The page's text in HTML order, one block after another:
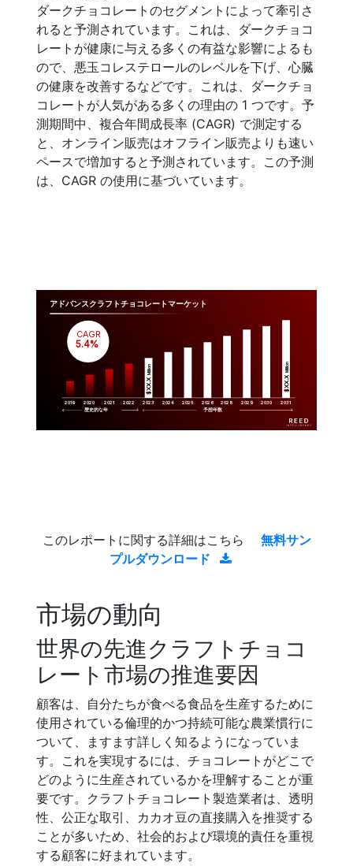
ダークチョコレートのセグメントによって牽引さ
れると予測されています。これは、ダークチョコ
レートが健康に与える多くの有益な影響によるも
ので、悪玉コレステロールのレベルを下げ、心臓
の健康を改善するなどです。これは、ダークチョ
コレートが人気がある多くの理由の 1 つです。予
測期間中、複合年間成長率 (CAGR) で測定する
と、オンライン販売はオフライン販売よりも速い
ペースで増加すると予測されています。この予測
は、CAGR の使用に基づいています。
アドバンスクラフトチョコレートマーケット
2019 2020 2021 2022 2023 2024 2025 2026 2028 2029 2030 2031
$XX.X
Million
$XX.X
Million
CAGR
5.4%
歴史的な年 予想年数
このレポートに関する詳細はこちら
無料サン
プルダウンロード
市場の動向
世界の先進クラフトチョコ
レート市場の推進要因
顧客は、自分たちが食べる食品を生産するために
使用されている倫理的かつ持続可能な農業慣行に
ついて、ますます詳しく知るようになっていま
す。これを実現するには、チョコレートがどこで
どのように生産されているかを理解することが重
要です。クラフトチョコレート製造業者は、透明
性、公正な取引、カカオ豆の直接購入を推奨する
ことが多いため、社会的および環境的責任を重視
する顧客に好まれています。